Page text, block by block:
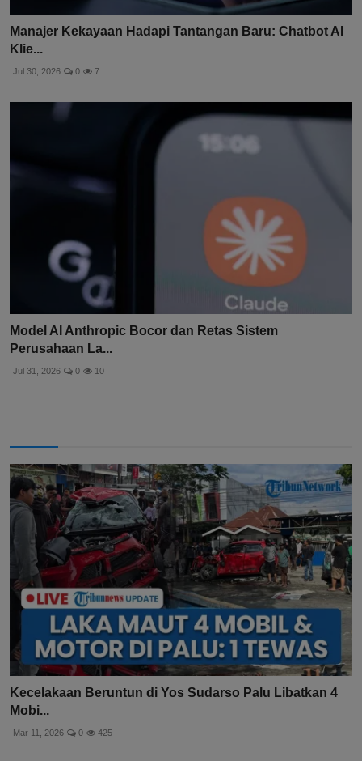
Manajer Kekayaan Hadapi Tantangan Baru: Chatbot AI
Klie...
Jul 30, 2026 0 7
Model AI Anthropic Bocor dan Retas Sistem
Perusahaan La...
Jul 31, 2026 0 10
Kecelakaan Beruntun di Yos Sudarso Palu Libatkan 4
Mobi...
Mar 11, 2026 0 425